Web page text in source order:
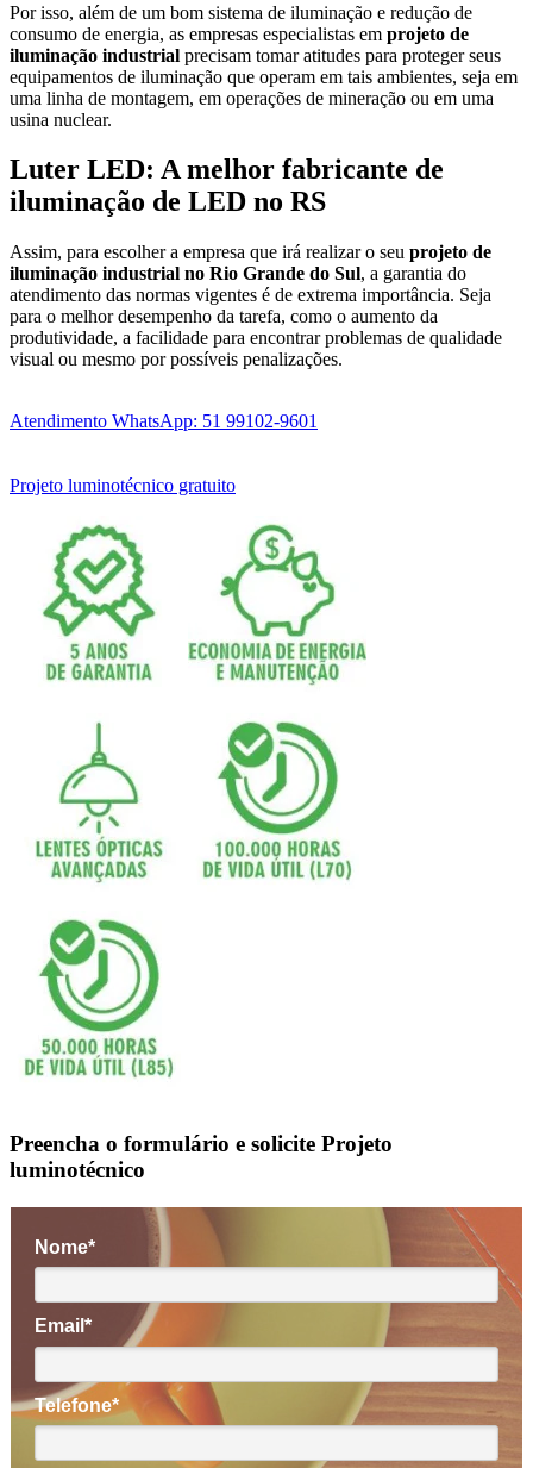
Por isso, além de um bom sistema de iluminação e redução de
consumo de energia, as empresas especialistas em projeto de
iluminação industrial precisam tomar atitudes para proteger seus
equipamentos de iluminação que operam em tais ambientes, seja em
uma linha de montagem, em operações de mineração ou em uma
usina nuclear.
Luter LED: A melhor fabricante de
iluminação de LED no RS
Assim, para escolher a empresa que irá realizar o seu projeto de
iluminação industrial no Rio Grande do Sul, a garantia do
atendimento das normas vigentes é de extrema importância. Seja
para o melhor desempenho da tarefa, como o aumento da
produtividade, a facilidade para encontrar problemas de qualidade
visual ou mesmo por possíveis penalizações.
Atendimento WhatsApp: 51 99102-9601
Projeto luminotécnico gratuito
Preencha o formulário e solicite Projeto
luminotécnico
Nome*
Email*
Telefone*